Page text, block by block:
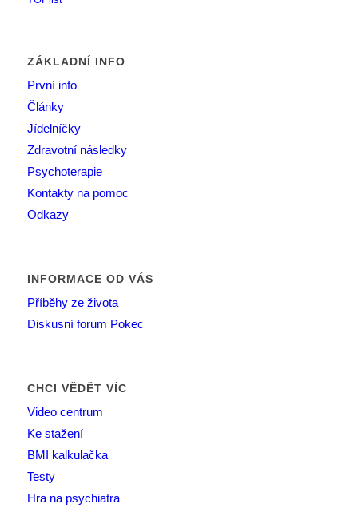
ZÁKLADNÍ INFO
První info
Články
Jídelníčky
Zdravotní následky
Psychoterapie
Kontakty na pomoc
Odkazy
INFORMACE OD VÁS
Příběhy ze života
Diskusní forum Pokec
CHCI VĚDĚT VÍC
Video centrum
Ke stažení
BMI kalkulačka
Testy
Hra na psychiatra